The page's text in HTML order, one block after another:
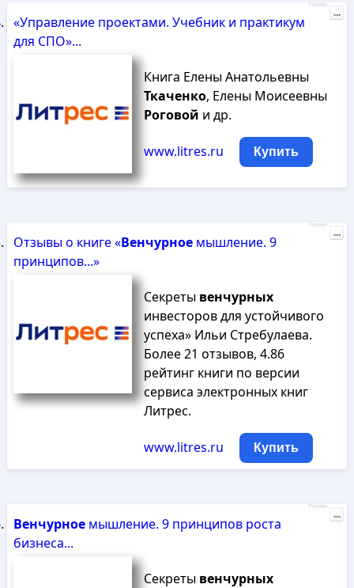
«Управление проектами. Учебник и практикум
для СПО»...
Книга Елены Анатольевны
Ткаченко, Елены Моисеевны
Роговой и др.
www.litres.ru Купить
Реклама
...
Отзывы о книге «Венчурноемышление. 9
принципов...»
Секреты венчурных
инвесторов для устойчивого
успеха» Ильи Стребулаева.
Более 21 отзывов, 4.86
рейтинг книги по версии
сервиса электронных книг
Литрес.
www.litres.ru Купить
Реклама
...
Венчурноемышление. 9 принципов роста
бизнеса...
Секреты венчурных
Реклама
...